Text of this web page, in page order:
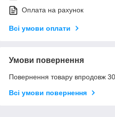
Оплата на рахунок
Всі умови оплати
Умови повернення
Повернення товару впродовж
Всі умови повернення